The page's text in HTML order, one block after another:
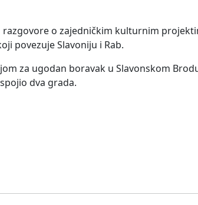
o zajedničkim kulturnim
povezuje Slavoniju i Rab.
za ugodan boravak u Slavonskom
dva grada.